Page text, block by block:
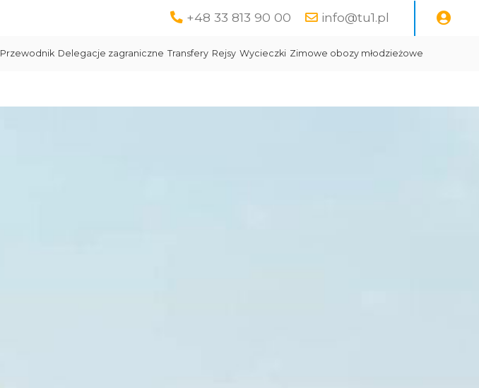
+48 33 813 90 00 info@tu1.pl
Przewodnik Delegacje zagraniczne Transfery Rejsy Wycieczki Zimowe obozy młodzieżowe